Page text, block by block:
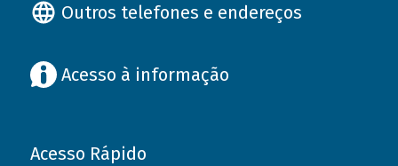
Outros telefones e endereços
Acesso à informação
Acesso Rápido